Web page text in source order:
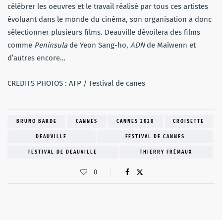
célébrer les oeuvres et le travail réalisé par tous ces artistes
évoluant dans le monde du cinéma, son organisation a donc
sélectionner plusieurs films. Deauville dévoilera des films
comme Peninsulade Yeon Sang-ho, ADNde Maïwenn et
d’autres encore…
CREDITS PHOTOS : AFP / Festival de canes
BRUNO BARDE CANNES CANNES 2020 CROISETTE
DEAUVILLE FESTIVAL DE CANNES
FESTIVAL DE DEAUVILLE THIERRY FRÉMAUX
0